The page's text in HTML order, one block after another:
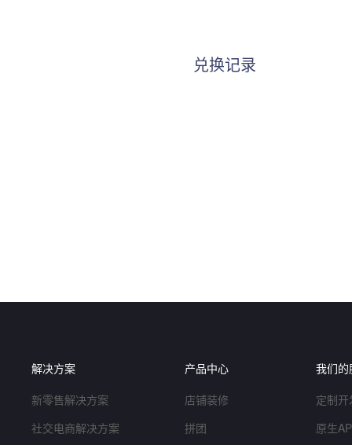
兑换记录
解决方案
新零售解决方案
社交电商解决方案
产品中心
店铺装修
拼团
我们的
定制
原生